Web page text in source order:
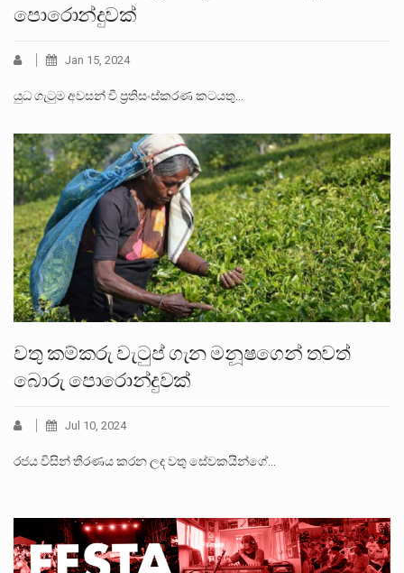
පොරොන්දුවක්
Jan 15, 2024
යුධ ගැටුම අවසන් වී ප්‍රතිසංස්කරණ කටයතු…
වතු කම්කරු වැටුප් ගැන මනූෂගෙන් තවත්
බොරු පොරොන්දුවක්
Jul 10, 2024
රජය විසින් තීරණය කරන ලද වතු සේවකයින්ගේ…